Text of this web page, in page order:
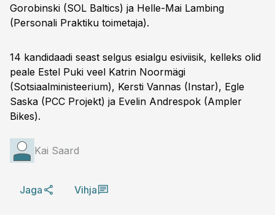
Gorobinski (SOL Baltics) ja Helle-Mai Lambing
(Personali Praktiku toimetaja).
14 kandidaadi seast selgus esialgu esiviisik, kelleks olid
peale Estel Puki veel Katrin Noormägi
(Sotsiaalministeerium), Kersti Vannas (Instar), Egle
Saska (PCC Projekt) ja Evelin Andrespok (Ampler
Bikes).
Kai Saard
Jaga Vihja